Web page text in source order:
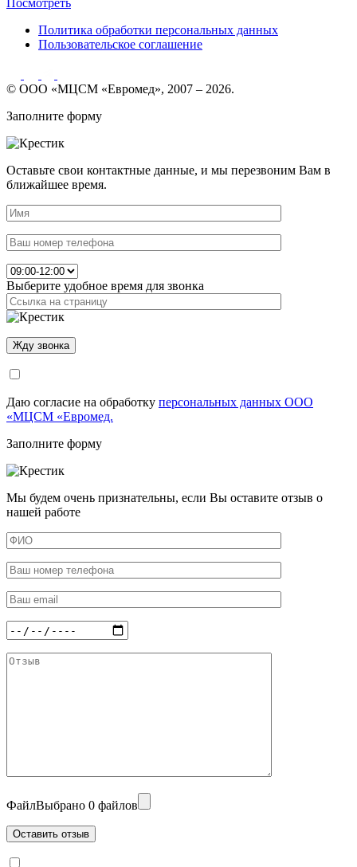
Посмотреть
Политика обработки персональных данных
Пользовательское соглашение
© ООО «МЦСМ «Евромед», 2007 – 2026.
Заполните форму
Оставьте свои контактные данные, и мы перезвоним Вам в
ближайшее время.
Выберите удобное время для звонка
Даю согласие на обработку персональных данных ООО
«МЦСМ «Евромед.
Заполните форму
Мы будем очень признательны, если Вы оставите отзыв о
нашей работе
ФайлВыбрано 0 файлов